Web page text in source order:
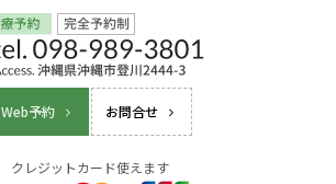
Web予約 お問合せ
クレジットカード使えます